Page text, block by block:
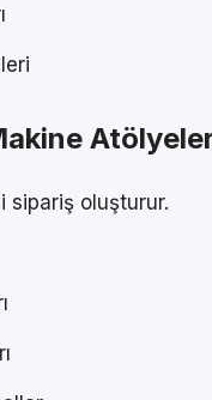
sipariş oluşturur.